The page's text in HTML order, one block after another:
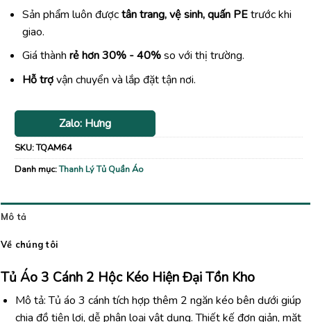
Sản phẩm luôn đượctân trang, vệ sinh, quấn PEtrước khi
giao.
Giá thành rẻ hơn 30% - 40%so với thị trường.
Hỗ trợvận chuyển và lắp đặt tận nơi.
Zalo: Hưng
SKU:TQAM64
Danh mục:Thanh Lý Tủ Quần Áo
Mô tả
Về chúng tôi
Tủ Áo 3 Cánh 2 Hộc Kéo Hiện Đại Tồn Kho
Mô tả: Tủ áo 3 cánh tích hợp thêm 2 ngăn kéo bên dưới giúp
chia đồ tiện lợi, dễ phân loại vật dụng. Thiết kế đơn giản, mặt